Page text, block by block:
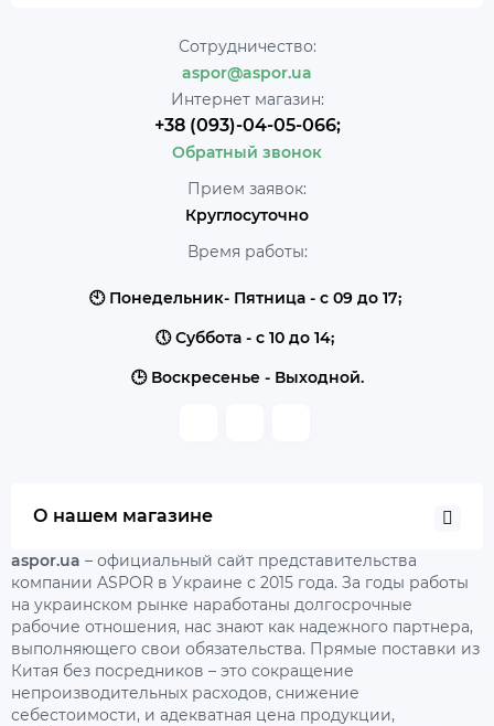
Сотрудничество:
aspor@aspor.ua
Интернет магазин:
+38 (093)-04-05-066;
Обратный звонок
Прием заявок:
Круглосуточно
Время работы:
🕙 Понедельник- Пятница - с 09 до 17;
🕔 Суббота - с 10 до 14;
🕒 Воскресенье - Выходной.
О нашем магазине
aspor.ua – официальный сайт представительства
компании ASPOR в Украине с 2015 года. За годы работы
на украинском рынке наработаны долгосрочные
рабочие отношения, нас знают как надежного партнера,
выполняющего свои обязательства. Прямые поставки из
Китая без посредников – это сокращение
непроизводительных расходов, снижение
себестоимости, и адекватная цена продукции,